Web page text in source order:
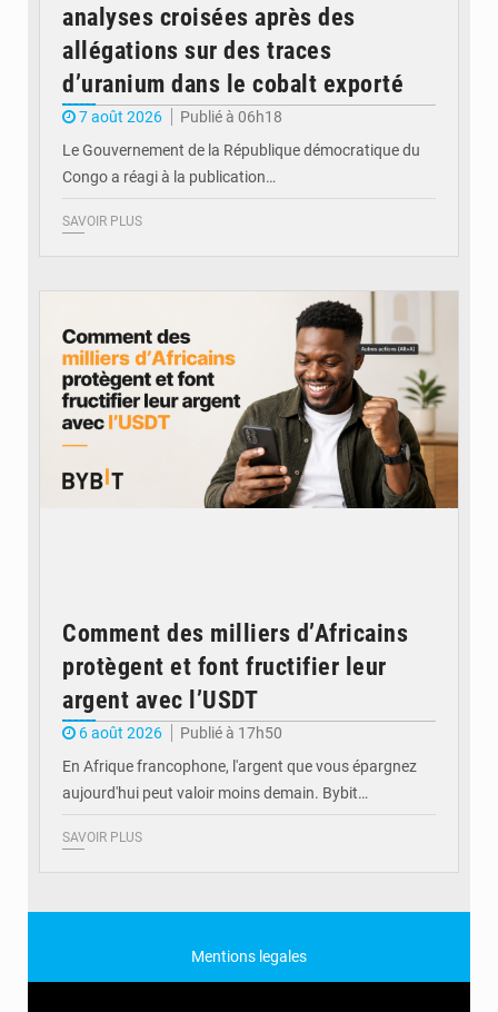
analyses croisées après des
allégations sur des traces
d’uranium dans le cobalt exporté
7 août 2026
Publié à 06h18
Le Gouvernement de la République démocratique du
Congo a réagi à la publication…
SAVOIR PLUS
Comment des milliers d’Africains
protègent et font fructifier leur
argent avec l’USDT
6 août 2026
Publié à 17h50
En Afrique francophone, l'argent que vous épargnez
aujourd'hui peut valoir moins demain. Bybit…
SAVOIR PLUS
Mentions legales